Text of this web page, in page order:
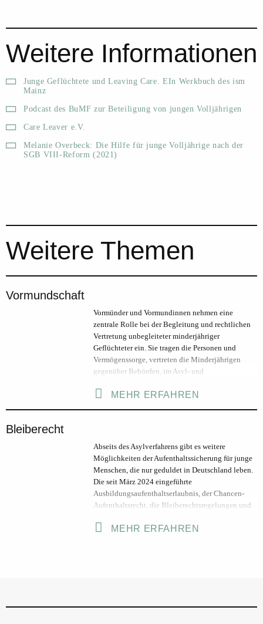
Weitere Informationen
Junge Geflüchtete und Leaving Care. EIn Werkbuch des ism
Mainz
Podcast des BuMF zur Beteiligung von jungen Volljährigen
Care Leaver e.V.
Melanie Overbeck: Die Hilfe für junge Volljährige nach der
SGB VIII-Reform (2021)
Weitere Themen
Vormundschaft
Vormünder und Vormundinnen nehmen eine
zentrale Rolle bei der Begleitung und rechtlichen
Vertretung unbegleiteter minderjähriger
Geflüchteter ein. Sie tragen die Personen und
Vermögenssorge, vertreten die Minderjährigen
gegenüber Behörden, im Asyl- und
gesundheitliche Versorgung und sind
Jugendhilfeeinrichtungen statt – dort, wo
Betreuungspersonen präsent sind, Krisen
auffangen, Entwicklungsprozesse begleiten und
oftmals als erste Ansprechpersonen wirken. Gute
Vormundschaft entsteht deshalb im
Zusammenspiel: wenn Vormund*in und
Informationen teilen und Entscheidungen
MEHR ERFAHREN
Bleiberecht
Abseits des Asylverfahrens gibt es weitere
Möglichkeiten der Aufenthaltssicherung für junge
Menschen, die nur geduldet in Deutschland leben.
Die seit März 2024 eingeführte
Ausbildungsaufenthaltserlaubnis, der Chancen-
Aufenthaltsrecht, die Bleiberechtsregelungen und
Härtefallkommissionen und Petitionen bieten
MEHR ERFAHREN